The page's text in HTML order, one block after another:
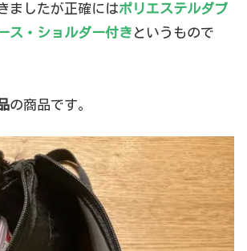
ましたが正確にはポリエステルダブ
ス・ショルダー付き というもので
の商品です。